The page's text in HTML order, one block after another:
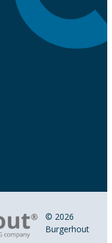
© 2026
Burgerhout